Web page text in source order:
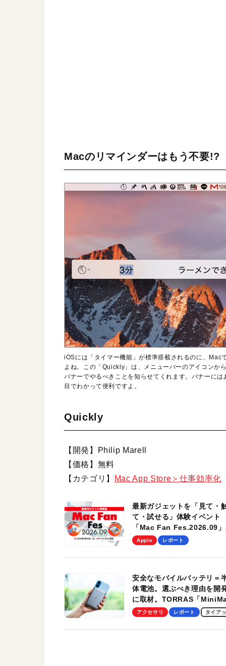
Macのリマインダーはもう不要!?
iOSには「タイマー機能」が標準搭載されるのに、Mac
よね。この「Quickly」は、メニューバーのアイコンか
バナーでやるべきことを知らせてくれます。バナーに
目でわかって便利ですよ。
Quickly
【開発】Philip Marell
【価格】無料
【カテゴリ】
Mac App Store＞仕事効率化
最新ガジェットを「見て・
て・試せる」体験イベント
「Mac Fan Fes.2026.09」
を、9月26日（土）に開催
Apple レポート
安全なモバイルバッテリ＝
体電池。選ぶべき理由を開
に取材。TORRAS「
Pro」の実機レビューも
アクセサリ レポート タイア